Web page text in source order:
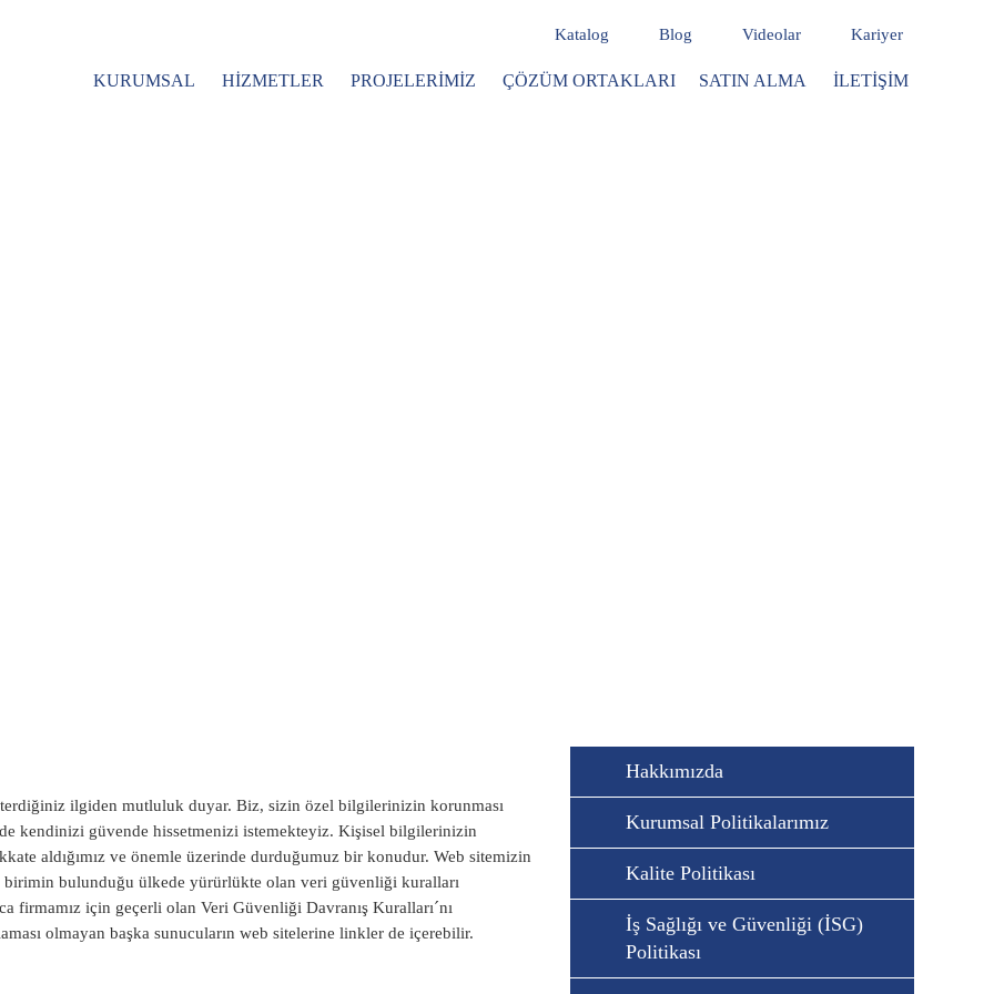
Katalog Blog Videolar Kariyer
KURUMSAL HIZMETLER PROJELERIMIZ ÇÖZÜM ORTAKLARI SATIN ALMA İLETIŞIM
ilgiden mutluluk duyar. Biz, sizin özel bilgilerinizin korunması
kendinizi güvende hissetmenizi istemekteyiz. Kişisel bilgilerinizin
aldığımız ve önemle üzerinde durduğumuz bir konudur. Web sitemizin
bulunduğu ülkede yürürlükte olan veri güvenliği kuralları
firmamız için geçerli olan Veri Güvenliği Davranış Kuralları´nı
olmayan başka sunucuların web sitelerine linkler de içerebilir.
Hakkımızda
Kurumsal Politikalarımız
Kalite Politikası
İş Sağlığı ve Güvenliği (İSG)
Politikası